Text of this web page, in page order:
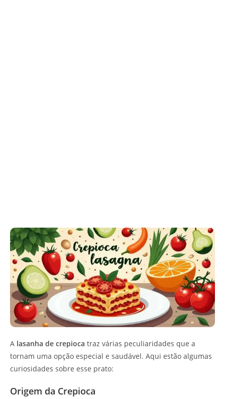
A lasanha de crepioca traz várias peculiaridades que a
tornam uma opção especial e saudável. Aqui estão algumas
curiosidades sobre esse prato:
Origem da Crepioca